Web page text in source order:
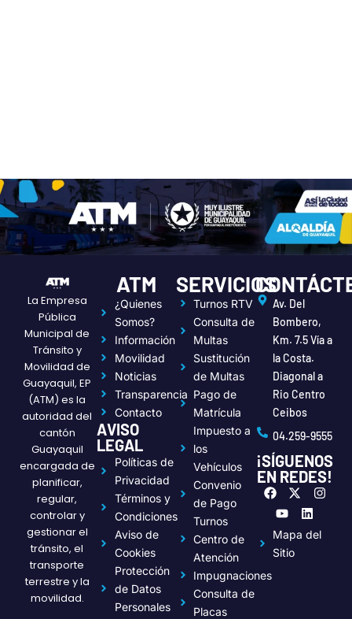
La Empresa
Pública
Municipal de
Tránsito y
Movilidad de
Guayaquil, EP
(ATM) es la
autoridad del
cantón
Guayaquil
encargada de
planificar,
regular,
controlar y
gestionar el
tránsito, el
transporte
terrestre y la
movilidad.
ATM
¿Quienes
Somos?
Información
Movilidad
Noticias
Transparencia
Contacto
AVISO
LEGAL
Políticas de
Privacidad
Términos y
Condiciones
Aviso de
Cookies
Protección
de Datos
Personales
SERVICIOS
Turnos RTV
Consulta de
Multas
Sustitución
de Multas
Pago de
Matrícula
Impuesto a
los
Vehículos
Convenio
de Pago
Turnos
Centro de
Atención
Impugnaciones
Consulta de
Placas
Av. Del
Bombero,
Km. 7.5 Vía a
la Costa.
Diagonal a
Rio Centro
Ceibos
04.259-9555
¡SÍGUENOS
EN REDES!
F
a
c
e
b
o
k
X
-
i
t
I
n
t
a
Y
u
t
u
b
n
k
e
Mapa del
Sitio